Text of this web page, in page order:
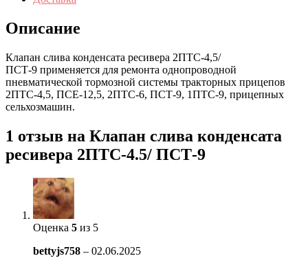
Описание
Клапан слива конденсата ресивера 2ПТС-4,5/
ПСТ-9 применяется для ремонта однопроводной
пневматической тормозной системы тракторных прицепов
2ПТС-4,5, ПСЕ-12,5, 2ПТС-6, ПСТ-9, 1ПТС-9, прицепных
сельхозмашин.
1 отзыв на Клапан слива конденсата
ресивера 2ПТС-4.5/ ПСТ-9
Оценка 5 из 5
bettyjs758 – 02.06.2025